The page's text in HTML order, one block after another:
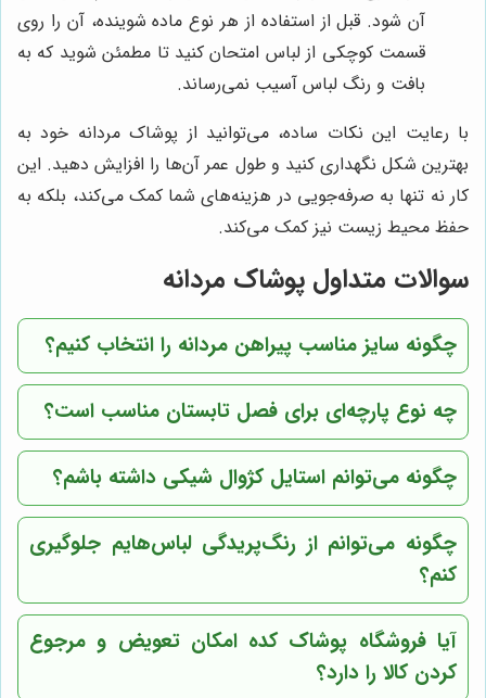
آن شود. قبل از استفاده از هر نوع ماده شوینده، آن را روی
قسمت کوچکی از لباس امتحان کنید تا مطمئن شوید که به
بافت و رنگ لباس آسیب نمی‌رساند.
با رعایت این نکات ساده، می‌توانید از پوشاک مردانه خود به
بهترین شکل نگهداری کنید و طول عمر آن‌ها را افزایش دهید. این
کار نه تنها به صرفه‌جویی در هزینه‌های شما کمک می‌کند، بلکه به
حفظ محیط زیست نیز کمک می‌کند.
سوالات متداول پوشاک مردانه
چگونه سایز مناسب پیراهن مردانه را انتخاب کنیم؟
چه نوع پارچه‌ای برای فصل تابستان مناسب است؟
چگونه می‌توانم استایل کژوال شیکی داشته باشم؟
چگونه می‌توانم از رنگ‌پریدگی لباس‌هایم جلوگیری
کنم؟
آیافروشگاه پوشاک کده امکان تعویض و مرجوع
کردن کالا را دارد؟